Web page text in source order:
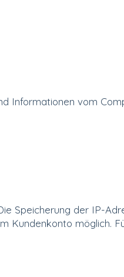
Informationen vom
Speicherung der IP-
möglich.